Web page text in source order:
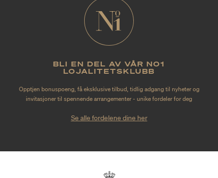
BLI EN DEL AV VÅR NO1
LOJALITETSKLUBB
Opptjen bonuspoeng, få eksklusive tilbud, tidlig adgang til nyheter og
invitasjoner til spennende arrangementer - unike fordeler for deg
Se alle fordelene dine her